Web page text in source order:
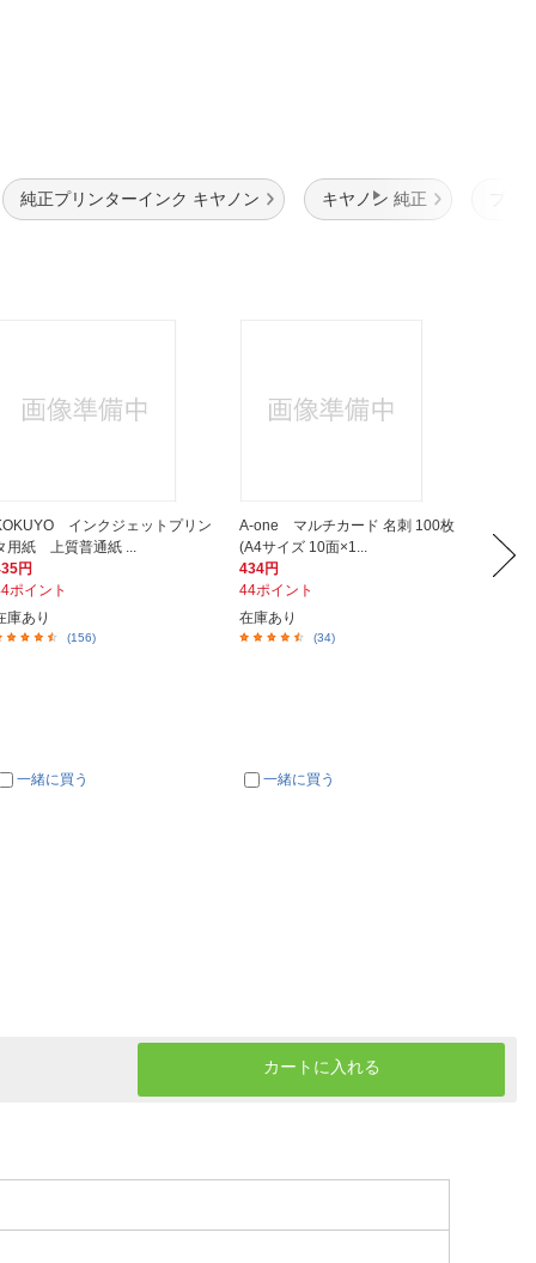
純正プリンターインク キヤノン キヤノン 純正
インクジェットプリン
用紙 上質普通紙 ...
円
ポイント
庫あり
(156)
一緒に買う
A-one マルチカード 名刺 100枚
(A4サイズ 10面×1...
434円
44ポイント
在庫あり
(34)
一緒に買う
はく
522円
カートに入れる